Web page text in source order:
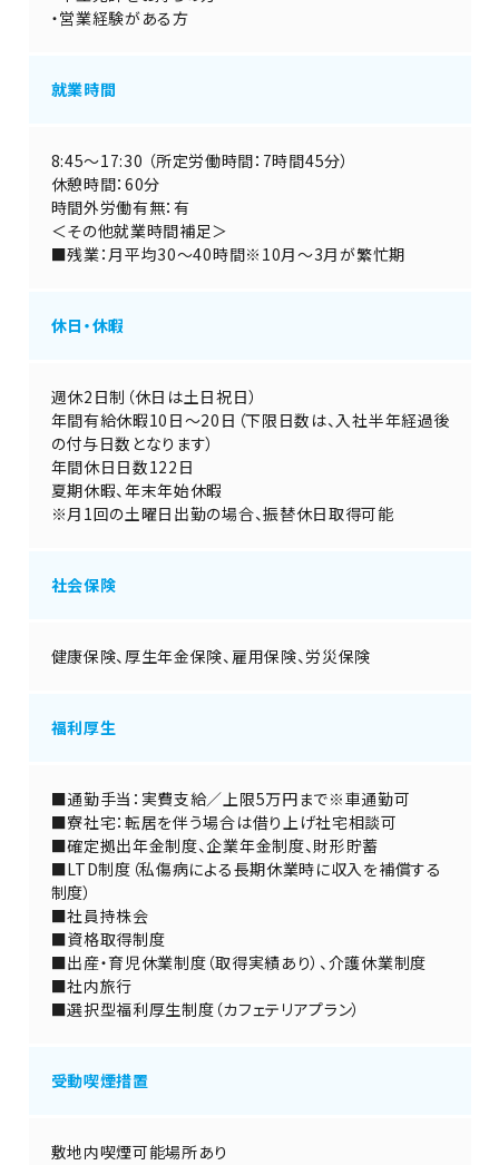
・営業経験がある方
就業時間
8:45～17:30 （所定労働時間：7時間45分）
休憩時間：60分
時間外労働有無：有
＜その他就業時間補足＞
■残業：月平均30～40時間※10月～3月が繁忙期
休日・休暇
週休2日制（休日は土日祝日）
年間有給休暇10日～20日（下限日数は、入社半年経過後
の付与日数となります）
年間休日日数122日
夏期休暇、年末年始休暇
※月1回の土曜日出勤の場合、振替休日取得可能
社会保険
健康保険、厚生年金保険、雇用保険、労災保険
福利厚生
■通勤手当：実費支給／上限5万円まで※車通勤可
■寮社宅：転居を伴う場合は借り上げ社宅相談可
■確定拠出年金制度、企業年金制度、財形貯蓄
■LTD制度（私傷病による長期休業時に収入を補償する
制度）
■社員持株会
■資格取得制度
■出産・育児休業制度（取得実績あり）、介護休業制度
■社内旅行
■選択型福利厚生制度（カフェテリアプラン）
受動喫煙措置
敷地内喫煙可能場所あり